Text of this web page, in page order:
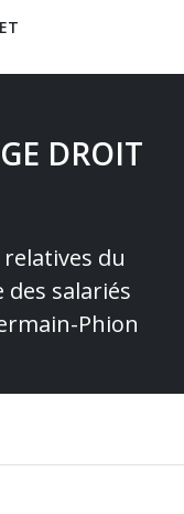
DROIT
du
salariés
Phion